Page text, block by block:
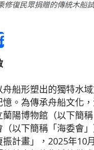
修復民眾捐贈的傳統木船
船形塑出的獨特水
。為傳承舟船文化
陽博物館（以下簡
以下簡稱「海委會
計畫」，2025年10